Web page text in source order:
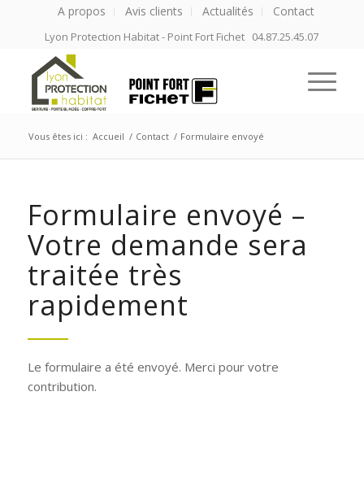
A propos Avis clients Actualités Contact
Lyon Protection Habitat - Point Fort Fichet 04.87.25.45.07
Vous êtes ici : Accueil / Contact / Formulaire envoyé
Formulaire envoyé –
Votre demande sera
traitée très
rapidement
Le formulaire a été envoyé. Merci pour votre
contribution.